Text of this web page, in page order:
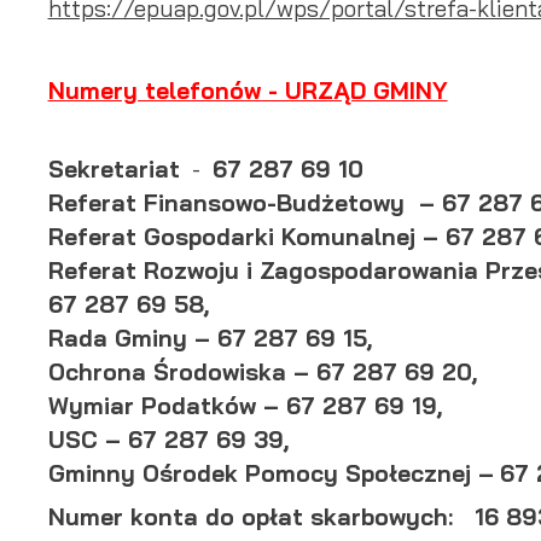
https://epuap.gov.pl/wps/portal/strefa-
Numery telefonów - URZĄD GMINY
Sekretariat - 67 287 69 10
Referat Finansowo-Budżetowy – 67 287
Referat Gospodarki Komunalnej – 67 287
Referat Rozwoju i Zagospodarowania
67 287 69 58,
Rada Gminy – 67 287 69 15,
Ochrona Środowiska – 67 287 69 20,
Wymiar Podatków – 67 287 69 19,
USC – 67 287 69 39,
Gminny Ośrodek Pomocy Społecznej – 67
Numer konta do opłat skarbowych: 16